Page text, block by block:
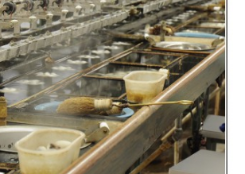
© 2026 eStránky.cz